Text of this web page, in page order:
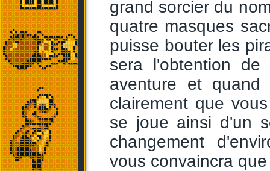
grand sorcier du
quatre masques
puisse bouter les
sera l'obtention de
aventure et
clairement que
se joue ainsi d'un
changement
vous convaincra